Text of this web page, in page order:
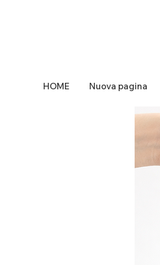
HOME Nuova pagina